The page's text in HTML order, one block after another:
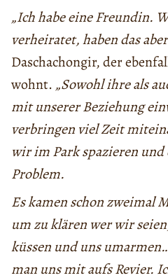
„Ich habe eine Freundin.
verheiratet, haben das
Daschachongir, der
wohnt.„Sowohl ihre als
mit unserer Beziehung
verbringen viel Zeit
wir im Park spazieren und
Problem.
Es kamen schon zweimal
um zu klären wer wir
küssen und uns
man uns mit aufs Revier.